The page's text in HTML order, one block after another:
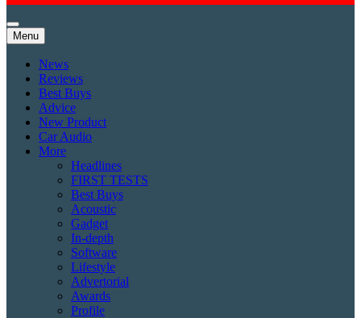
Menu
News
Reviews
Best Buys
Advice
New Product
Car Audio
More
Headlines
FIRST TESTS
Best Buys
Acoustic
Gadget
In-depth
Software
Lifestyle
Advertorial
Awards
Profile